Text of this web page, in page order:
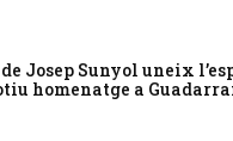
Josep Sunyol uneix
homenatge a